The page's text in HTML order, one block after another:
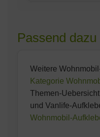
immer 'normal'
Schwarz, plus Rot,
und weitere
eine spezielle Farbe
Passend dazu
Weitere
Kategorie
Themen-
und Vanlife-
Wohnmobil-